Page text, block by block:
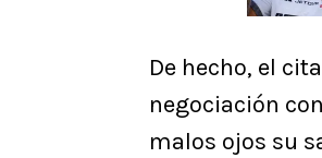
De hecho, el
negociación
malos ojos su